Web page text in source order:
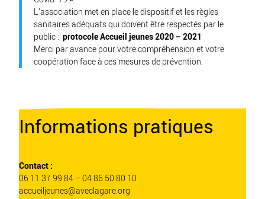
L’association met en place le dispositif et les règles
sanitaires adéquats qui doivent être respectés par le
public : protocole Accueil jeunes 2020 – 2021
Merci par avance pour votre compréhension et votre
coopération face à ces mesures de prévention.
Informations pratiques
Contact :
06 11 37 99 84 – 04 86 50 80 10
accueiljeunes@aveclagare.org